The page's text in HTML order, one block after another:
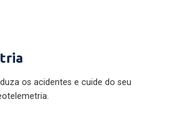
os acidentes e cuide do seu